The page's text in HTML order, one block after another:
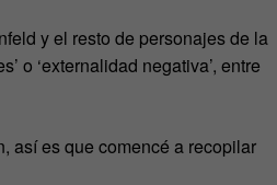
y el resto de personajes de la
o ‘externalidad negativa’, entre
así es que comencé a recopilar